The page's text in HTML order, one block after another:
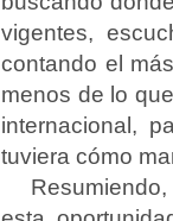
vigentes,
contando el
menos de lo
internacional,
tuviera cómo